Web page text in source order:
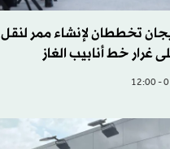
تخططان لإنشاء ممر لنقل
غرار خط أنابيب الغاز